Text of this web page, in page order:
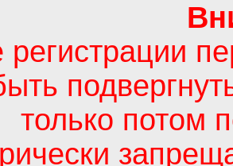
регистрации
только потом